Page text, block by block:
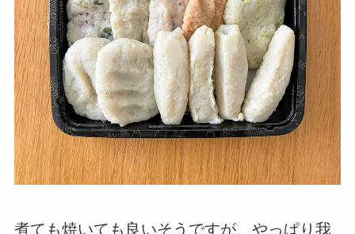
煮ても焼いても良いそうですが、やっぱり我